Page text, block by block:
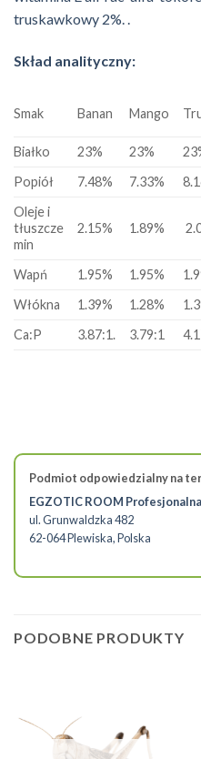
truskawkowy 2%. .
Skład analityczny:
Smak Banan Mango
Białko
23% 23%
Popiół
7.48% 7.33%
Oleje i
tłuszcze
min
2.15% 1.89%
Wapń 1.95% 1.95%
Włókna
1.39% 1.28%
Ca:P
3.87:1. 3.79:1
Podmiot odpowiedzialny na
EGZOTIC ROOM
ul. Grunwaldzka 482
62-064 Plewiska, Polska
PODOBNE PRODUKTY